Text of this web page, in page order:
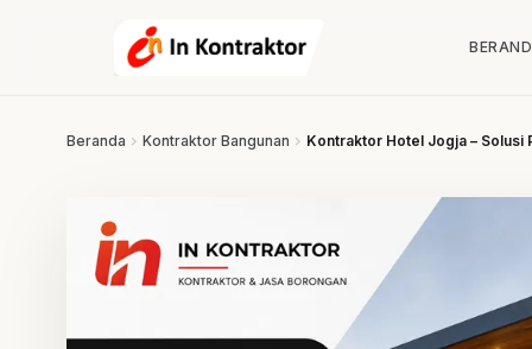
Beranda chevron_right Kontraktor Bangunan chevron_right Kontraktor Hotel Jogja – Solusi